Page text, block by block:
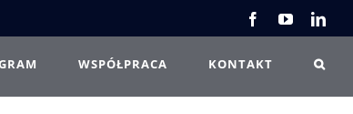
FacebookYouTube
WSPÓŁPRACA KONTAKT